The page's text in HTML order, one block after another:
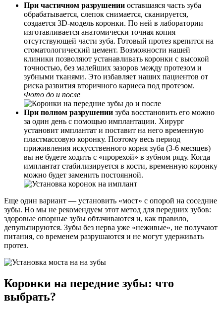
При частичном разрушении оставшаяся часть зуба
обрабатывается, слепок снимается, сканируется,
создается 3D-модель коронки. По ней в лаборатории
изготавливается анатомически точная копия
отсутствующей части зуба. Готовый протез крепится на
стоматологический цемент. Возможности нашей
клиники позволяют устанавливать коронки с высокой
точностью, без малейших зазоров между протезом и
зубными тканями. Это избавляет наших пациентов от
риска развития вторичного кариеса под протезом.
Фото до и после
При полном разрушении зуба восстановить его можно
за один день с помощью имплантации. Хирург
установит имплантат и поставит на него временную
пластмассовую коронку. Поэтому весь период
приживления искусственного корня зуба (3-6 месяцев)
вы не будете ходить с «прорехой» в зубном ряду. Когда
имплантат стабилизируется в кости, временную коронку
можно будет заменить постоянной.
Еще один вариант — установить «мост» с опорой на соседние
зубы. Но мы не рекомендуем этот метод для передних зубов:
здоровые опорные зубы обтачиваются и, как правило,
депульпируются. Зубы без нерва уже «неживые», не получают
питания, со временем разрушаются и не могут удерживать
протез.
Коронки на передние зубы: что
выбрать?